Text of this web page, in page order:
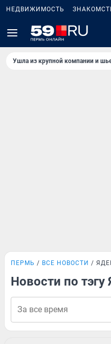
НЕДВИЖИМОСТЬ
Ушла из крупной компании и
ПЕРМЬ ВСЕ НОВОСТИ
Новости по